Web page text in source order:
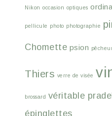
Nikon occasion optiques
pellicule photo photographie
Chomette psion
Thiers verre de visée
brossard véritable
épinglettes